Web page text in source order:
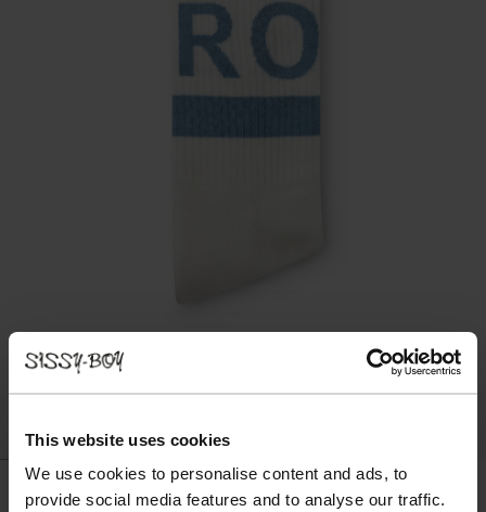
This website uses cookies
We use cookies to personalise content and ads, to
provide social media features and to analyse our traffic.
Heroes on Socks Chaussettes de sport - bleu clair